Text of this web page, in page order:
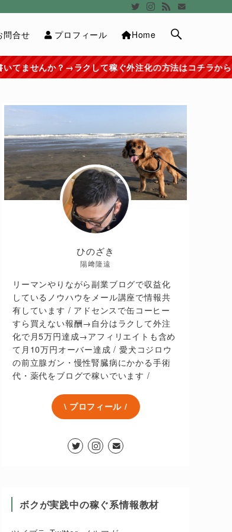
問合せ プロフィール Home
て稼ぐ外注化の方法はコチラから≫≫
ひのざき
陽﨑隆遠
リーマンやりながら副業ブログで収益化
しているノウハウをメール講座で情報共
有しています / アドセンスで缶コーヒー
すら買えない報酬→自分はラクして外注
化で月5万円達成→アフィリエイトも含め
て月10万円オーバー達成 / 愛犬コジロウ
の前立腺ガン・慢性腎臓病にかかる手術
代・薬代をブログで稼いでいます /
\ プロフィール /
ボクが実践中の稼ぐ系情報教材